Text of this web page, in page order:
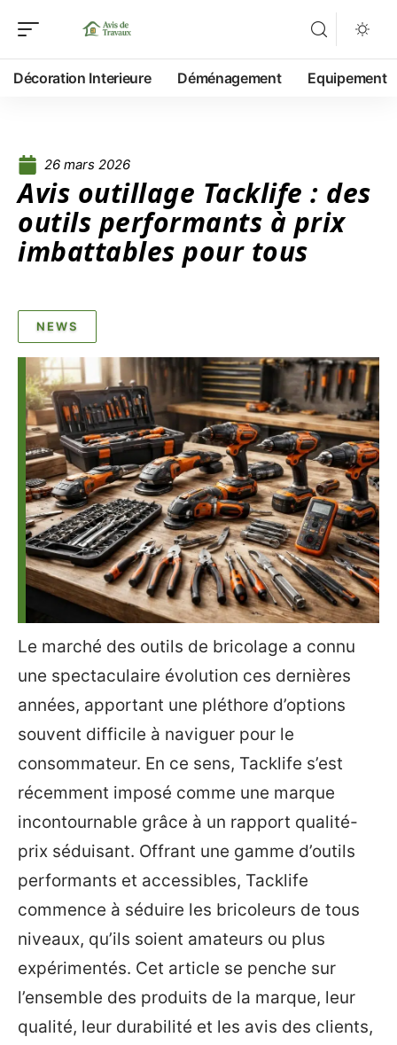
Décoration Interieure Déménagement Equipement
26 mars 2026
Avis outillage Tacklife : des
outils performants à prix
imbattables pour tous
NEWS
Le marché des outils de bricolage a connu
une spectaculaire évolution ces dernières
années, apportant une pléthore d’options
souvent difficile à naviguer pour le
consommateur. En ce sens, Tacklife s’est
récemment imposé comme une marque
incontournable grâce à un rapport qualité-
prix séduisant. Offrant une gamme d’outils
performants et accessibles, Tacklife
commence à séduire les bricoleurs de tous
niveaux, qu’ils soient amateurs ou plus
expérimentés. Cet article se penche sur
l’ensemble des produits de la marque, leur
qualité, leur durabilité et les avis des clients,